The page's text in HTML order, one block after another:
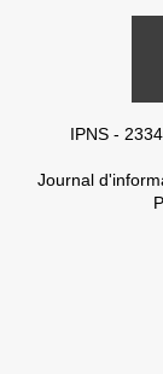
IPNS -
Journal